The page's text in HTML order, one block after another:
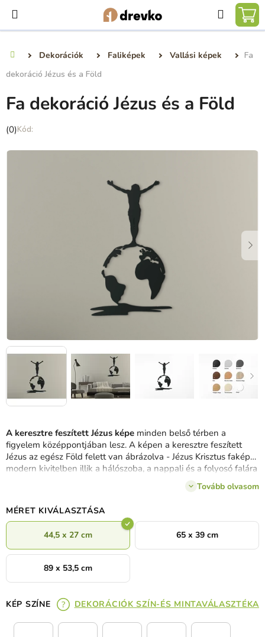
fő
Dekorációk Faliképek Vallási képek
Fa
dekoráció Jézus és a Föld
A keresztre feszített Jézus képe minden belső térben a
figyelem középpontjában lesz. A képen a keresztre feszített
Jézus az egész Föld felett van ábrázolva - Jézus Krisztus faképe
modern kivitelben illik a hálószoba, a nappali és a folyosó falára
Tovább olvasom
MÉRET KIVÁLASZTÁSA
44,5 x 27 cm 65 x 39 cm
89 x 53,5 cm
KÉP SZÍNE DEKORÁCIÓK SZÍN-ÉS MINTAVÁLASZTÉKA
Fa dekoráció Jézus és a Föld
A
átlagos
(0)